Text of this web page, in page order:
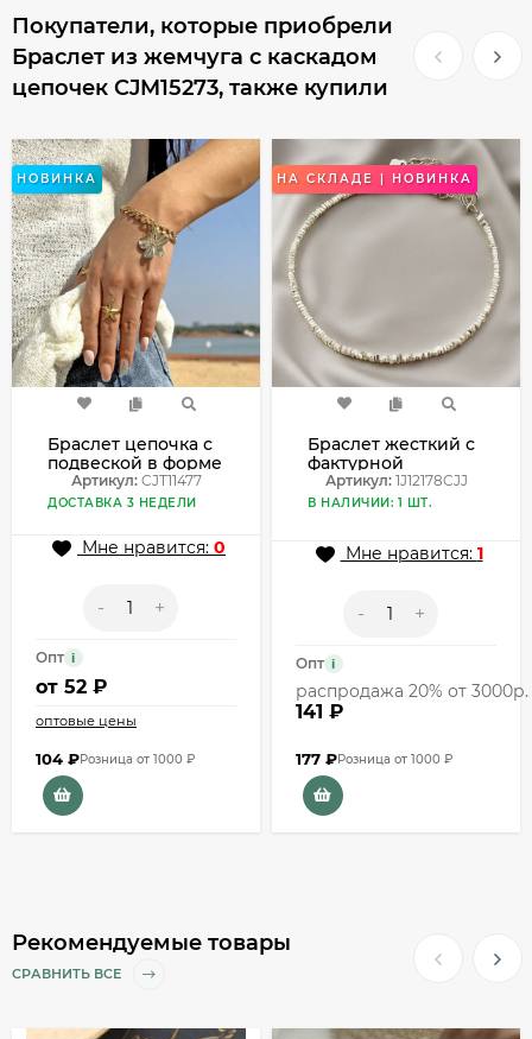
Покупатели, которые приобрели
Браслет из жемчуга с каскадом
цепочек CJM15273, также купили
НОВИНКА
Браслет цепочка с
подвеской в форме
клевера CJT11477
Артикул:CJT11477
ДОСТАВКА 3 НЕДЕЛИ
Мне нравится: 0
- +
Опт i
от 52 ₽
оптовые цены
104 ₽Розница от 1000 ₽
НА СКЛАДЕ | НОВИНКА
Браслет жесткий с
фактурной
поверхностью
1J12178CJJ
Артикул:1J12178CJJ
В НАЛИЧИИ: 1 ШТ.
Мне нравится: 1
- +
Опт i
распродажа 20% от 3000р.
141 ₽
177 ₽Розница от 1000 ₽
Рекомендуемые товары
СРАВНИТЬ ВСЕ